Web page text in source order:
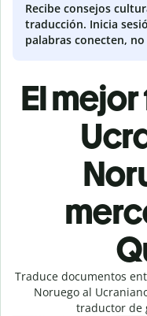
Recibe consejos
traducción. Inicia
palabras conecten,
El
Traduce documentos
Noruego al
traductor de